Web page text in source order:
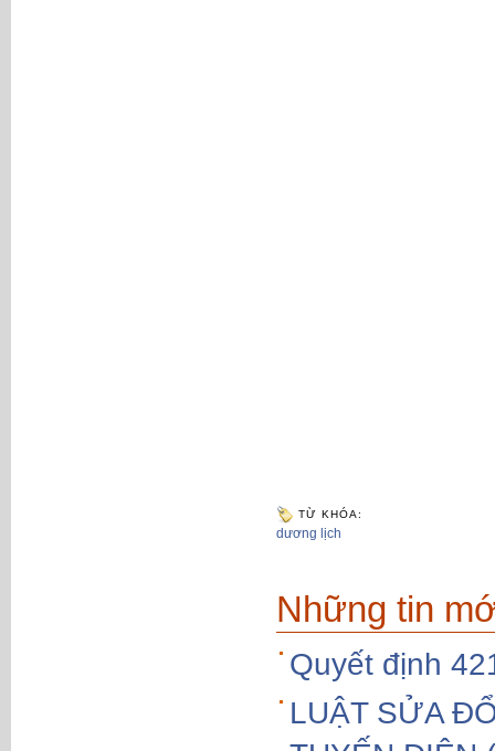
TỪ KHÓA:
dương lịch
Những tin
Quyết định
LUẬT SỬA